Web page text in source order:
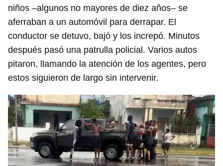
niños –algunos no mayores de diez años– se
aferraban a un automóvil para derrapar. El
conductor se detuvo, bajó y los increpó. Minutos
después pasó una patrulla policial. Varios autos
pitaron, llamando la atención de los agentes, pero
estos siguieron de largo sin intervenir.